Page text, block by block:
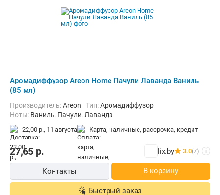
Аромадиффузор Areon Home Пачули Лаванда Ваниль
(85 мл)
Производитель:Areon Тип:Аромадиффузор
Ноты: Ваниль, Пачули, Лаванда
22,00 р., 11 августа карта, наличные, рассрочка, кредит
27,65 р. lix.by 3.0(7) i
Контакты В корзину
Быстрый заказ